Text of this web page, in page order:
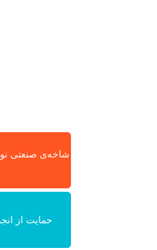
شاخه‌ی صنعتی
حمایت از